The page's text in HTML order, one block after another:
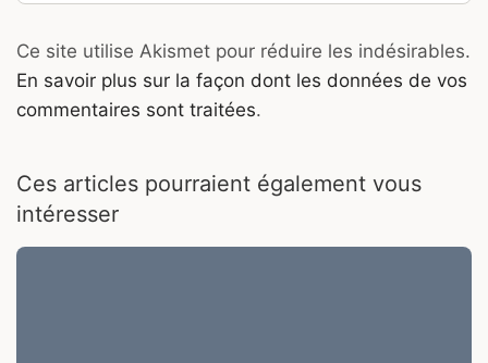
Ce site utilise Akismet pour réduire les indésirables.
En savoir plus sur la façon dont les données de vos
commentaires sont traitées.
Ces articles pourraient également vous
intéresser